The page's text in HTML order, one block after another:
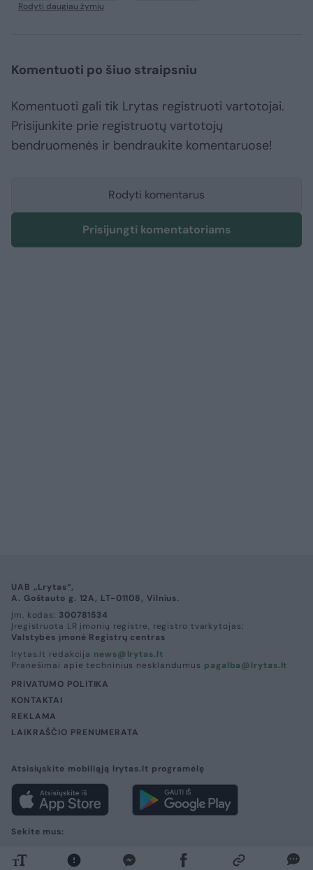
Rodyti daugiau žymių
Komentuoti po šiuo straipsniu
Komentuoti gali tik Lrytas registruoti vartotojai.
Prisijunkite prie registruotų vartotojų
bendruomenės ir bendraukite komentaruose!
Rodyti komentarus
Prisijungti komentatoriams
UAB „Lrytas“,
A. Goštauto g. 12A, LT-01108, Vilnius.
Įm. kodas: 300781534
Įregistruota LR įmonių registre, registro tvarkytojas:
Valstybės įmonė Registrų centras
lrytas.lt redakcija news@lrytas.lt
Pranešimai apie techninius nesklandumus pagalba@lrytas.lt
PRIVATUMO POLITIKA
KONTAKTAI
REKLAMA
LAIKRAŠČIO PRENUMERATA
Atsisiųskite mobiliąją lrytas.lt programėlę
Sekite mus:
Visos teisės saugomos. © 2026 UAB „Lrytas“.Kopijuoti, dauginti, platinti galima
tik gavus raštišką UAB „Lrytas“ sutikimą.